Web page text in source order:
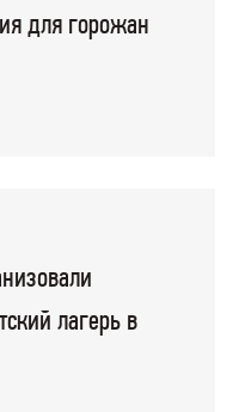
для горожан
лагерь в